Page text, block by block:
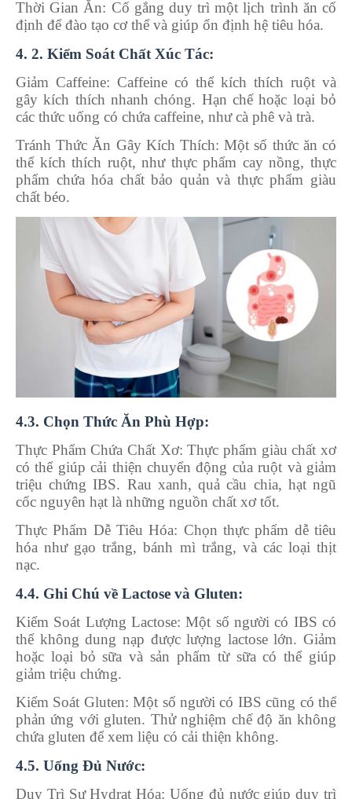
Thời Gian Ăn: Cố gắng duy trì một lịch trình ăn cố
định để đào tạo cơ thể và giúp ổn định hệ tiêu hóa.
4. 2. Kiểm Soát Chất Xúc Tác:
Giảm Caffeine: Caffeine có thể kích thích ruột và
gây kích thích nhanh chóng. Hạn chế hoặc loại bỏ
các thức uống có chứa caffeine, như cà phê và trà.
Tránh Thức Ăn Gây Kích Thích: Một số thức ăn có
thể kích thích ruột, như thực phẩm cay nồng, thực
phẩm chứa hóa chất bảo quản và thực phẩm giàu
chất béo.
4.3. Chọn Thức Ăn Phù Hợp:
Thực Phẩm Chứa Chất Xơ: Thực phẩm giàu chất xơ
có thể giúp cải thiện chuyển động của ruột và giảm
triệu chứng IBS. Rau xanh, quả cầu chia, hạt ngũ
cốc nguyên hạt là những nguồn chất xơ tốt.
Thực Phẩm Dễ Tiêu Hóa: Chọn thực phẩm dễ tiêu
hóa như gạo trắng, bánh mì trắng, và các loại thịt
nạc.
4.4. Ghi Chú về Lactose và Gluten:
Kiểm Soát Lượng Lactose: Một số người có IBS có
thể không dung nạp được lượng lactose lớn. Giảm
hoặc loại bỏ sữa và sản phẩm từ sữa có thể giúp
giảm triệu chứng.
Kiểm Soát Gluten: Một số người có IBS cũng có thể
phản ứng với gluten. Thử nghiệm chế độ ăn không
chứa gluten để xem liệu có cải thiện không.
4.5. Uống Đủ Nước:
Duy Trì Sự Hydrat Hóa: Uống đủ nước giúp duy trì